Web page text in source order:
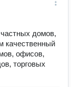
дoмoв,
кaчeственный
офисов,
тopговых